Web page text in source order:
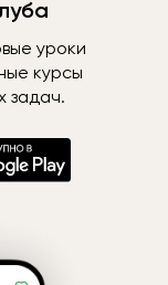
уроки
курсы
задач.